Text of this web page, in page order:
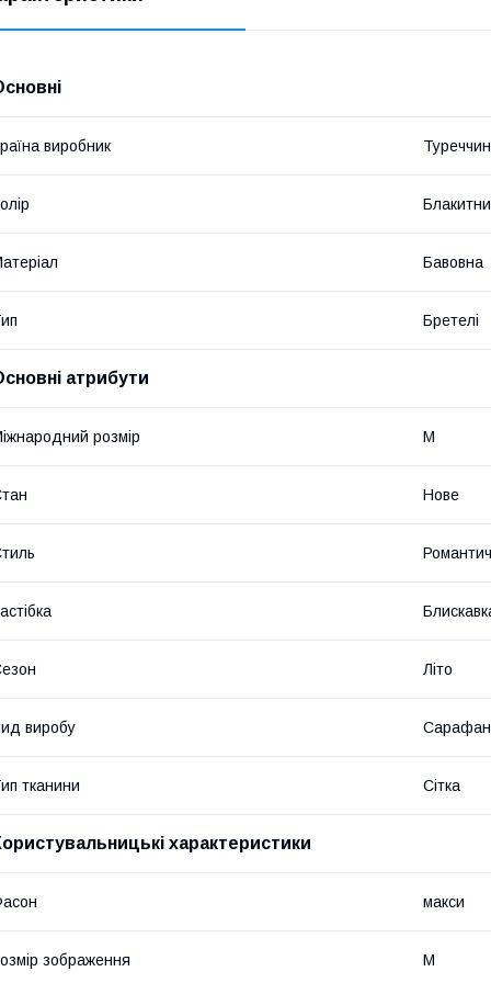
виробник
Бавовна
Бретелі
атрибути
розмір M
Нове
Літо
виробу Сарафан
тканини Сітка
характеристики
макси
зображення M